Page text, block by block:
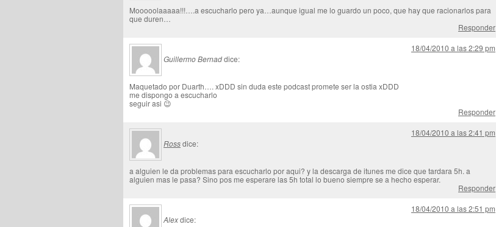
Mooooolaaaaa!!!….a escucharlo pero ya…aunque igual me lo guardo un poco, que hay que racionarlos para
que duren…
Responder
Guillermo Bernaddice:
18/04/2010 a las 2:29 pm
Maquetado por Duarth…. xDDD sin duda este podcast promete ser la ostia xDDD
me dispongo a escucharlo
seguir asi 😉
Responder
Rossdice:
18/04/2010 a las 2:41 pm
a alguien le da problemas para escucharlo por aqui? y la descarga de itunes me dice que tardara 5h. a
alguien mas le pasa? Sino pos me esperare las 5h total lo bueno siempre se a hecho esperar.
Responder
Alexdice:
18/04/2010 a las 2:51 pm